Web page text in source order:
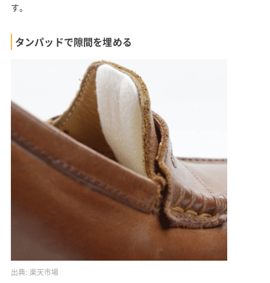
す。
タンパッドで隙間を埋める
出典: 楽天市場